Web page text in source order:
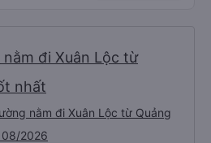
đi Xuân Lộc từ
nhất
nằm đi Xuân Lộc từ Quảng
08/2026